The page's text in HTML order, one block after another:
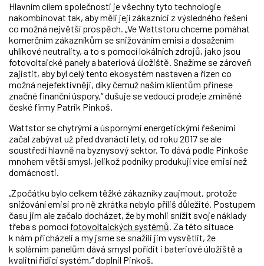
Hlavním cílem společnosti je všechny tyto technologie
nakombinovat tak, aby měli její zákazníci z výsledného řešení
co možná největší prospěch. „Ve Wattstoru chceme pomáhat
komerčním zákazníkům se snižováním emisí a dosažením
uhlíkové neutrality, a to s pomocí lokálních zdrojů, jako jsou
fotovoltaické panely a bateriová úložiště. Snažíme se zároveň
zajistit, aby byl celý tento ekosystém nastaven a řízen co
možná nejefektivněji, díky čemuž našim klientům přinese
značné finanční úspory,“ dušuje se vedoucí prodeje zmíněné
české firmy Patrik Pinkoš.
Wattstor se chytrými a úspornými energetickými řešeními
začal zabývat už před dvanácti lety, od roku 2017 se ale
soustředí hlavně na byznysový sektor. To dává podle Pinkoše
mnohem větší smysl, jelikož podniky produkují více emisí než
domácnosti.
„Zpočátku bylo celkem těžké zákazníky zaujmout, protože
snižování emisí pro ně zkrátka nebylo příliš důležité. Postupem
času jim ale začalo docházet, že by mohli snížit svoje náklady
třeba s pomocí fotovoltaických systémů. Za této situace
k nám přicházeli a my jsme se snažili jim vysvětlit, že
k solárním panelům dává smysl pořídit i bateriové úložiště a
kvalitní řídicí systém,“ doplnil Pinkoš.